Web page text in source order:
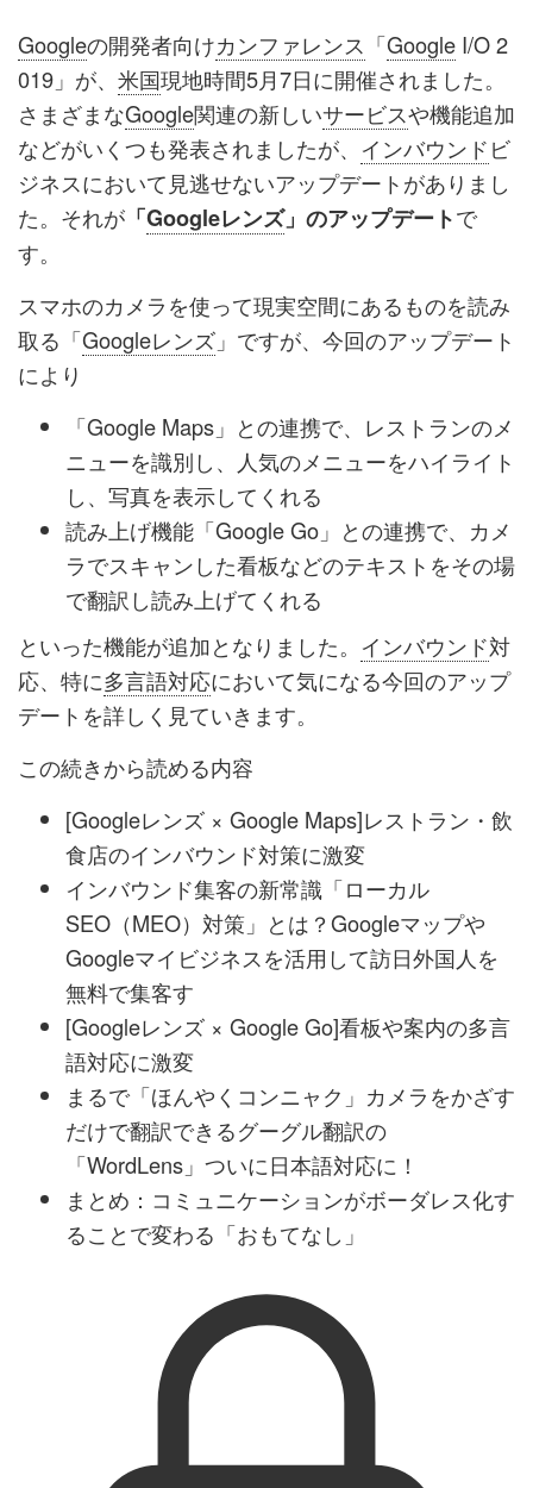
加
Googleの開発者向けカンファレンス 「Google I/O 2
019」が、 米国現地時間5月7日に開催されました。
さまざまなGoogle関連の新しいサービスや機能追加
などがいくつも発表されましたが、 インバウンドビ
ジネスにおいて見逃せないアップデートがありまし
た。それが 「Googleレンズ」のアップデートで
す。
スマホのカメラを使って現実空間にあるものを読み
取る「Googleレンズ 」ですが、今回のアップデート
により
「Google Maps」との連携で、レストランのメ
ニューを識別し、人気のメニューをハイライト
し、写真を表示してくれる
読み上げ機能「Google Go」との連携で、カメ
ラでスキャンした看板などのテキストをその場
で翻訳し読み上げてくれる
といった機能が追加となりました。 インバウンド対
応、特に多言語対応において気になる今回のアップ
デートを詳しく見ていきます。
この続きから読める内容
[Googleレンズ × Google Maps]レストラン・飲
食店のインバウンド対策に激変
インバウンド集客の新常識「ローカル
SEO（MEO）対策」とは？Googleマップや
Googleマイビジネスを活用して訪日外国人を
無料で集客す
[Googleレンズ × Google Go]看板や案内の多言
語対応に激変
まるで「ほんやくコンニャク」カメラをかざす
だけで翻訳できるグーグル翻訳の
「WordLens」ついに日本語対応に！
まとめ：コミュニケーションがボーダレス化す
ることで変わる「おもてなし」